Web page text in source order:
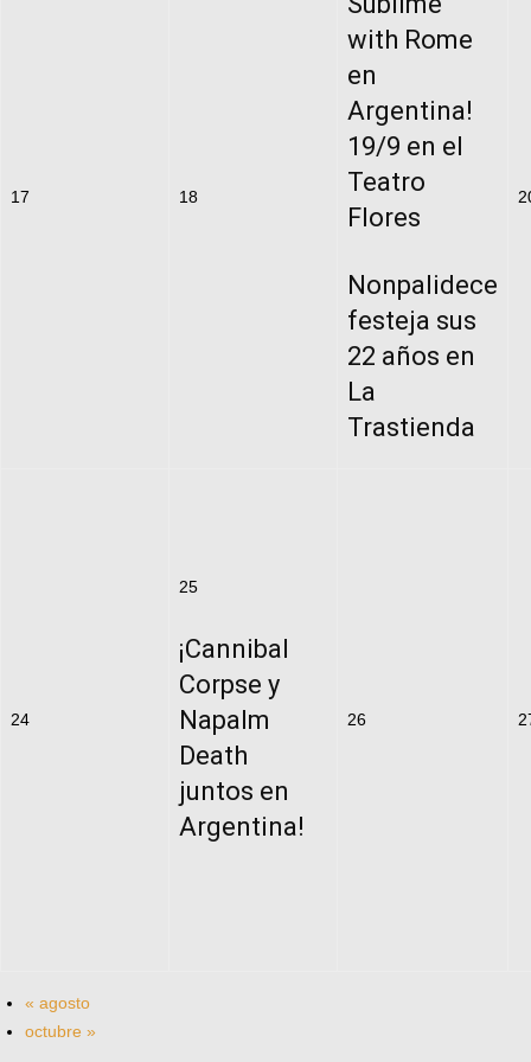
17 18
with Rome
en
Argentina!
19/9 en el
Teatro
Flores
Nonpalidece
festeja sus
22 años en
La
Trastienda
24
25
¡Cannibal
Corpse y
Napalm
Death
juntos en
Argentina!
26
« agosto
octubre »